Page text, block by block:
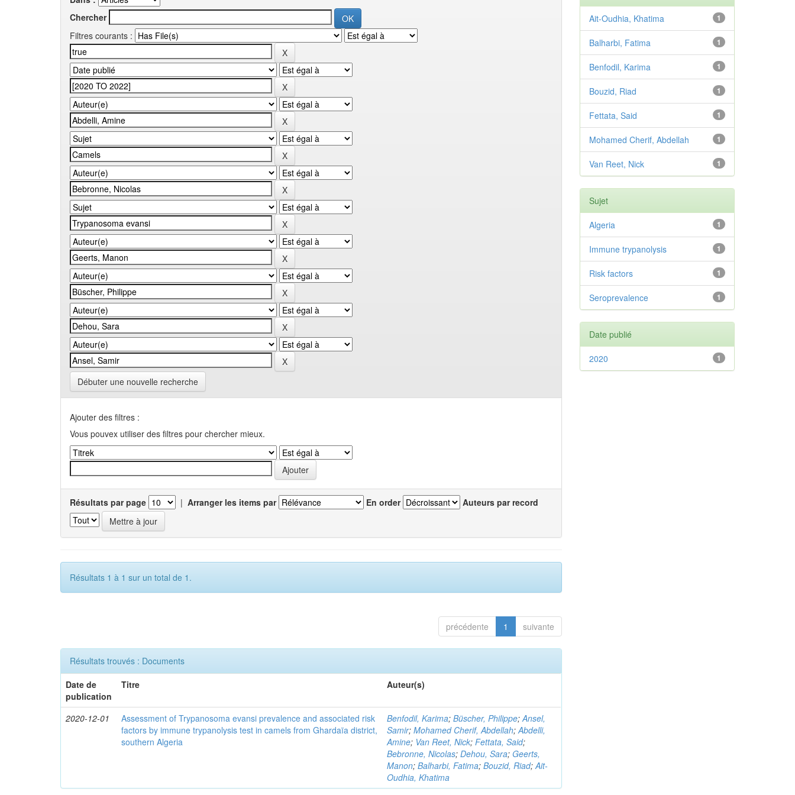
Chercher
Filtres courants :
Débuter une nouvelle recherche
Ajouter des filtres :
Vous pouvex utiliser des filtres pour chercher mieux.
Résultats par page | Arranger les items par En order Auteurs par record
Résultats 1 à 1 sur un total de 1.
précédente 1 suivante
Résultats trouvés : Documents
Date de
publication
Titre Auteur(s)
2020-12-01
Assessment of Trypanosoma evansi prevalence and associated risk
factors by immune trypanolysis test in camels from Ghardaïa district,
southern Algeria
Benfodil, Karima;Büscher, Philippe;Ansel,
Samir;Mohamed Cherif, Abdellah;Abdelli,
Amine; Van Reet, Nick;Fettata, Said;
Bebronne, Nicolas;Dehou, Sara; Geerts,
Manon;Balharbi, Fatima;Bouzid, Riad;Ait-
Oudhia, Khatima
1
Ait-Oudhia, Khatima
1
Balharbi, Fatima
1
Benfodil, Karima
1
Bouzid, Riad
1
Fettata, Said
1
Mohamed Cherif, Abdellah
1
Van Reet, Nick
Sujet
1
Algeria
1
Immune trypanolysis
1
Risk factors
1
Seroprevalence
Date publié
1
2020